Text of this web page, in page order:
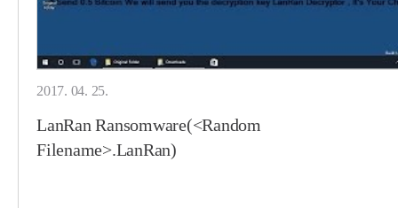
2017. 04. 25.
LanRan Ransomware(<Random
Filename>.LanRan)